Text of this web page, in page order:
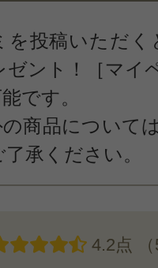
を投稿いただく
ント！［マイ
です。
商品について
承ください。
4.2点